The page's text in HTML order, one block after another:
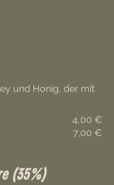
und Honig, der mit
4,00 €
7,00 €
(35%)